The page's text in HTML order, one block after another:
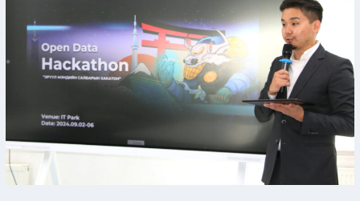
тэмцээн
эхэллээ